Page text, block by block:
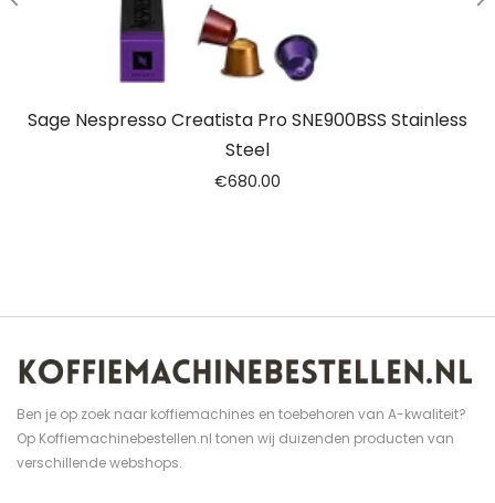
Sage Nespresso Creatista Pro SNE900BSS Stainless
Steel
€680.00
Ben je op zoek naar koffiemachines en toebehoren van A-kwaliteit?
Op Koffiemachinebestellen.nl tonen wij duizenden producten van
verschillende webshops.